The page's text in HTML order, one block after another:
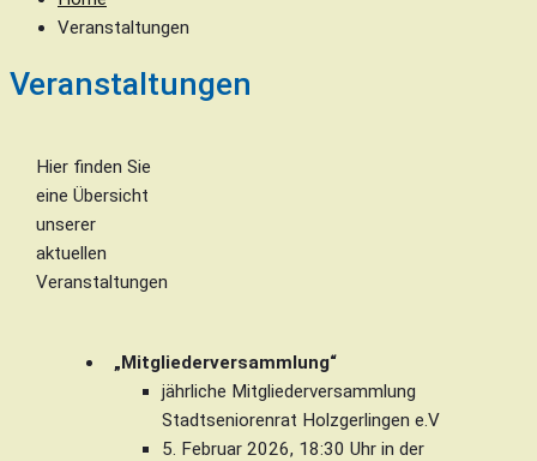
Veranstaltungen
Veranstaltungen
Hier finden Sie
eine Übersicht
unserer
aktuellen
Veranstaltungen
„Mitgliederversammlung“
jährliche Mitgliederversammlung
Stadtseniorenrat Holzgerlingen e.V
5. Februar 2026, 18:30 Uhr in der